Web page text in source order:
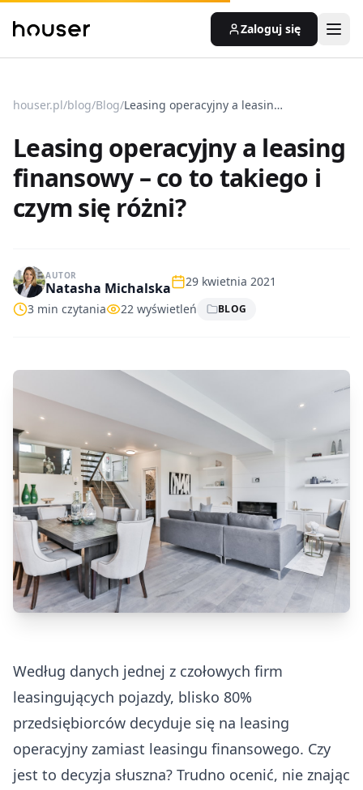
Zaloguj się
houser.pl/blog/Blog/ Leasing operacyjny a leasing finansowy – co to takiego i czym się różni?
Leasing operacyjny a leasing
finansowy – co to takiego i
czym się różni?
AUTOR
Natasha Michalska
29 kwietnia 2021
3 min czytania 22 wyświetleń BLOG
Według danych jednej z czołowych firm
leasingujących pojazdy, blisko 80%
przedsiębiorców decyduje się na leasing
operacyjny zamiast leasingu finansowego. Czy
jest to decyzja słuszna? Trudno ocenić, nie znając